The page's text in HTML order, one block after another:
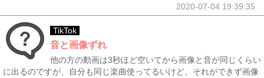
2020-07-04 19:39:35
TikTok
音と画像ずれ
他の方の動画は3秒ほど空いてから画像と音が同じくらい
に出るのですが、自分も同じ楽曲使ってるいけど、それができず画像